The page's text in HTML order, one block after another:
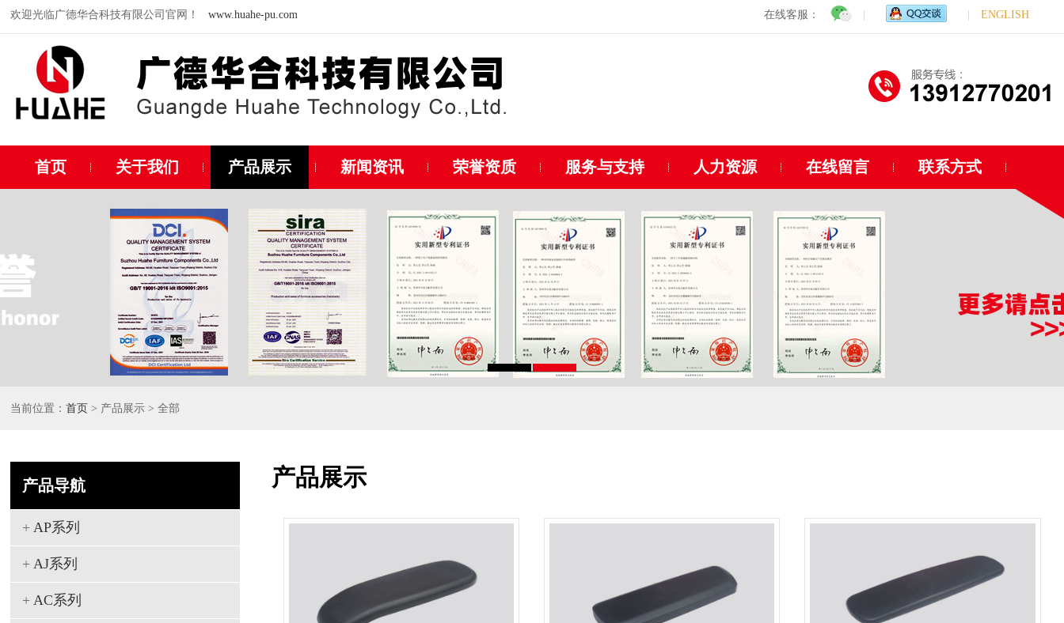
欢迎光临广德华合科技有限公司官网！ www.huahe-pu.com 在线客服： ENGLISH
首页 关于我们 产品展示 新闻资讯 荣誉资质 服务与支持 人力资源 在线留言 联系方式
当前位置：首页 > 产品展示 > 全部
产品展示
产品导航
+ AP系列
+ AJ系列
+ AC系列